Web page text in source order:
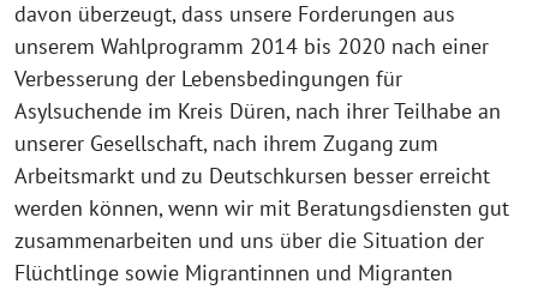
davon überzeugt, dass unsere Forderungen aus
unserem Wahlprogramm 2014 bis 2020 nach einer
Verbesserung der Lebensbedingungen für
Asylsuchende im Kreis Düren, nach ihrer Teilhabe an
unserer Gesellschaft, nach ihrem Zugang zum
Arbeitsmarkt und zu Deutschkursen besser erreicht
werden können, wenn wir mit Beratungsdiensten gut
zusammenarbeiten und uns über die Situation der
Flüchtlinge sowie Migrantinnen und Migranten